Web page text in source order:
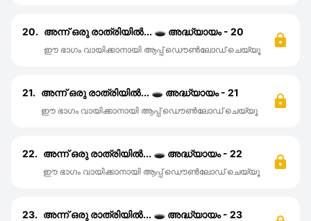
20. അന്ന് ഒരു രാത്രിയിൽ... 🕳️ അദ്ധ്യായം - 20
ഈ ഭാഗം വായിക്കാനായി ആപ്പ് ഡൌൺലോഡ് ചെയ്യൂ
21. അന്ന് ഒരു രാത്രിയിൽ... 🕳️ അദ്ധ്യായം - 21
ഈ ഭാഗം വായിക്കാനായി ആപ്പ് ഡൌൺലോഡ് ചെയ്യൂ
22. അന്ന് ഒരു രാത്രിയിൽ... 🕳️ അദ്ധ്യായം - 22
ഈ ഭാഗം വായിക്കാനായി ആപ്പ് ഡൌൺലോഡ് ചെയ്യൂ
23. അന്ന് ഒരു രാത്രിയിൽ... 🕳️ അദ്ധ്യായം - 23